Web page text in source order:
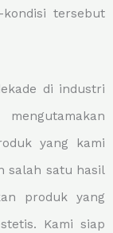
tersebut
di industri
yang kami
salah satu hasil
produk yang
Kami siap